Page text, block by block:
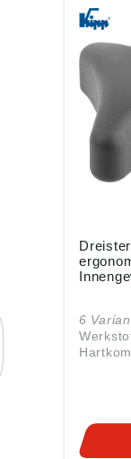
ein
nur mit
werden. > max.
D1: 80 H1: 31 D: M12 H:
6
Stahl